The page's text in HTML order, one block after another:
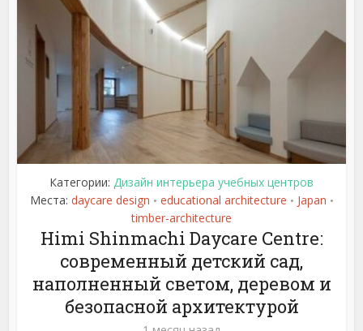
Категории: Дизайн интерьера учебных центров
Места: daycare design • educational architecture • Japan •
timber-architecture
Himi Shinmachi Daycare Centre:
современный детский сад,
наполненный светом, деревом и
безопасной архитектурой